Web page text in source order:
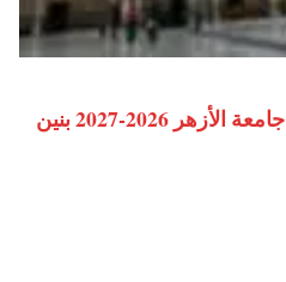
جميع توقعات تنسيق كليات جامعة الأزهر 2026-2027 بنين